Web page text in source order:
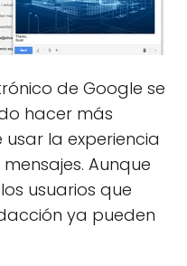
de Google se
hacer más
la experiencia
Aunque
usuarios que
ya pueden